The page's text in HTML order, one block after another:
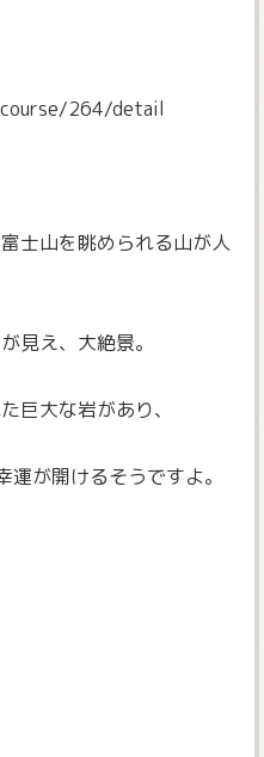
course/264/detail
士山を眺められる山が人
見え、大絶景。
巨大な岩があり、
が開けるそうですよ。